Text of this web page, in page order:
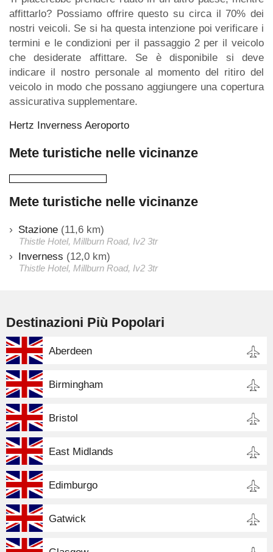
affittarlo? Possiamo offrire questo su circa il 70% dei
nostri veicoli. Se si ha questa intenzione poi verificare i
termini e le condizioni per il passaggio 2 per il veicolo
che desiderate affittare. Se è disponibile si deve
indicare il nostro personale al momento del ritiro del
veicolo in modo che possano aggiungere una copertura
assicurativa supplementare.
Hertz Inverness Aeroporto
Mete turistiche nelle vicinanze
Mete turistiche nelle vicinanze
Stazione (11,6 km)
Thistle Hotel, Millburn Road, Iv2 3tr
Inverness (12,0 km)
Thistle Hotel, Millburn Road, Iv2 3tr
Destinazioni Più Popolari
Aberdeen
Birmingham
Bristol
East Midlands
Edimburgo
Gatwick